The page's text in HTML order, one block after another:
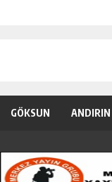
GÖKSUN ANDIRIN